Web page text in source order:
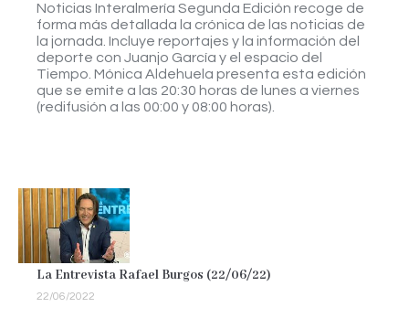
Noticias Interalmería Segunda Edición recoge de
forma más detallada la crónica de las noticias de
la jornada. Incluye reportajes y la información del
deporte con Juanjo García y el espacio del
Tiempo. Mónica Aldehuela presenta esta edición
que se emite a las 20:30 horas de lunes a viernes
(redifusión a las 00:00 y 08:00 horas).
La Entrevista Rafael Burgos (22/06/22)
22/06/2022